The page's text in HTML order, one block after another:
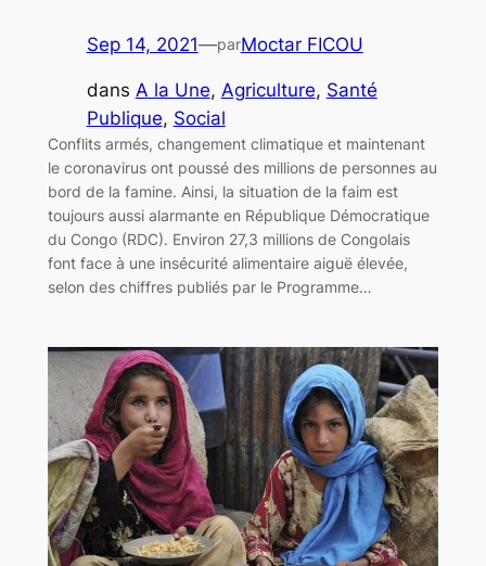
Sep 14, 2021—parMoctar FICOU
dans A la Une, Agriculture, Santé
Publique, Social
Conflits armés, changement climatique et maintenant
le coronavirus ont poussé des millions de personnes au
bord de la famine. Ainsi, la situation de la faim est
toujours aussi alarmante en République Démocratique
du Congo (RDC). Environ 27,3 millions de Congolais
font face à une insécurité alimentaire aiguë élevée,
selon des chiffres publiés par le Programme…